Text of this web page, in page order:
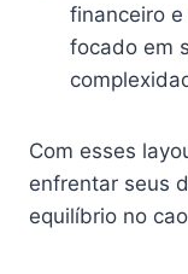
financeiro
focado em
Com esses
enfrentar seus
equilíbrio no